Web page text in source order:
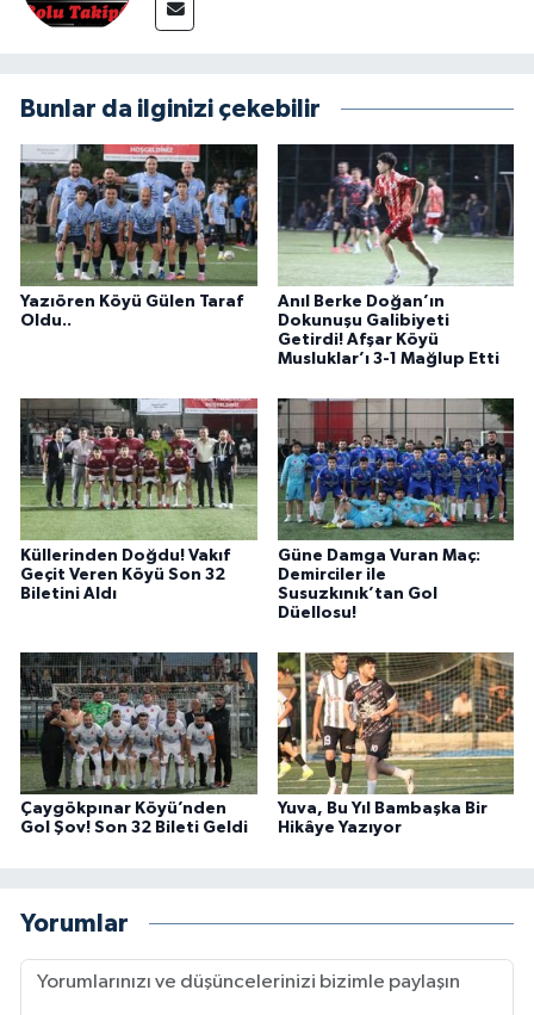
Bunlar da ilginizi çekebilir
Yazıören Köyü Gülen Taraf
Oldu..
Anıl Berke Doğan’ın
Dokunuşu Galibiyeti
Getirdi! Afşar Köyü
Musluklar’ı 3-1 Mağlup Etti
Küllerinden Doğdu! Vakıf
Geçit Veren Köyü Son 32
Biletini Aldı
Güne Damga Vuran Maç:
Demirciler ile
Susuzkınık’tan Gol
Düellosu!
Çaygökpınar Köyü’nden
Gol Şov! Son 32 Bileti Geldi
Yuva, Bu Yıl Bambaşka Bir
Hikâye Yazıyor
Yorumlar